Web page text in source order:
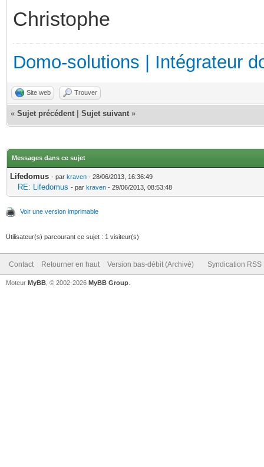
Christophe
Domo-solutions | Intégrateur
Site web Trouver
« Sujet précédent Sujet suivant »
Messages dans ce sujet
Lifedomus - par kraven - 28/06/2013, 16:36:49
RE: Lifedomus - par kraven - 29/06/2013, 08:53:48
Voir une version imprimable
Utilisateur(s) parcourant ce sujet : 1 visiteur(s)
Contact Retourner en haut Version bas-débit (Archivé) Syndication RSS
Moteur MyBB , © 2002-2026 MyBB Group